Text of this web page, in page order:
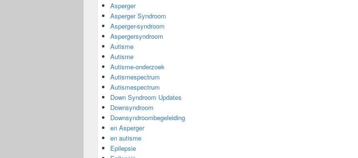
Asperger
Asperger Syndroom
Asperger-syndroom
Aspergersyndroom
Autisme
Autisme
Autisme-onderzoek
Autismespectrum
Autismespectrum
Down Syndroom Updates
Downsyndroom
Downsyndroombegeleiding
en Asperger
en autisme
Epilepsie